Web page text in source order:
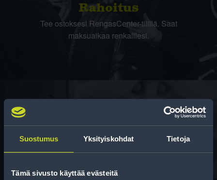
Suostumus Yksityiskohdat Tietoja
Tämä sivusto käyttää evästeitä
Rahoitus
Tee ostoksesi RengasCenter-tilillä. Saat
maksuaikaa renkaillesi.
Rengasinfo
Tavallisen ihmisen tietoa merkinnöistä, renkaista ja
niiden huoltamisesta.